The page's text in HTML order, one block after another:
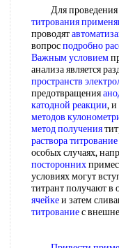
Для проведения
титрования
проводят
вопросподробно
Важным условием
анализа является
пространств
предотвращения
катодной реакции, и
методов
метод получения
раствора титрование
особых случаях,
посторонних
условиях могут
титрант получают в
ячейкеи затем
титрованиес